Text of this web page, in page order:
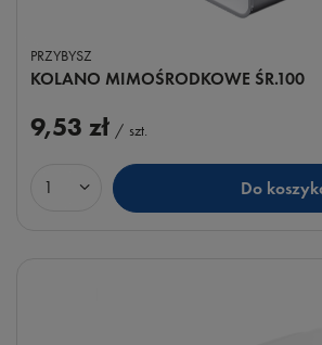
PRZYBYSZ
KOLANO MIMOŚRODKOWE ŚR.100
9,53 zł / szt.
Ilość produktów Do